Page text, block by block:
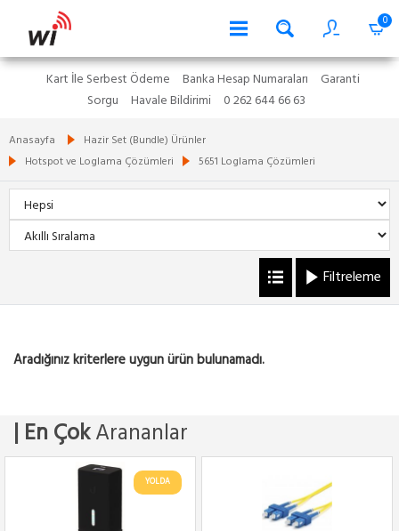
0
Kart İle Serbest Ödeme Banka Hesap Numaraları
Garanti
Sorgu
Havale Bildirimi 0 262 644 66 63
Anasayfa
Hazir Set (Bundle) Ürünler
Hotspot ve Loglama Çözümleri
5651 Loglama Çözümleri
Filtreleme
Aradığınız kriterlere uygun ürün bulunamadı.
| En ÇokArananlar
YOLDA